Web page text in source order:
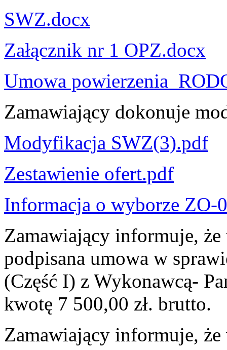
SWZ.docx
Załącznik nr 1 OPZ.docx
Umowa
Zamawiający dokonuje
Modyfikacja SWZ(3).pdf
Zestawienie ofert.pdf
Informacja o wyborze
Zamawiający informuje, że
podpisana umowa w
(Część I) z Wykonawcą-
kwotę 7 500,00 zł. brutto.
Zamawiający informuje, że